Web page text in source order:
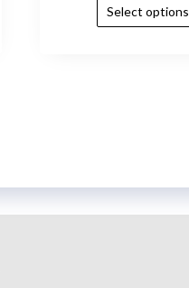
Select options